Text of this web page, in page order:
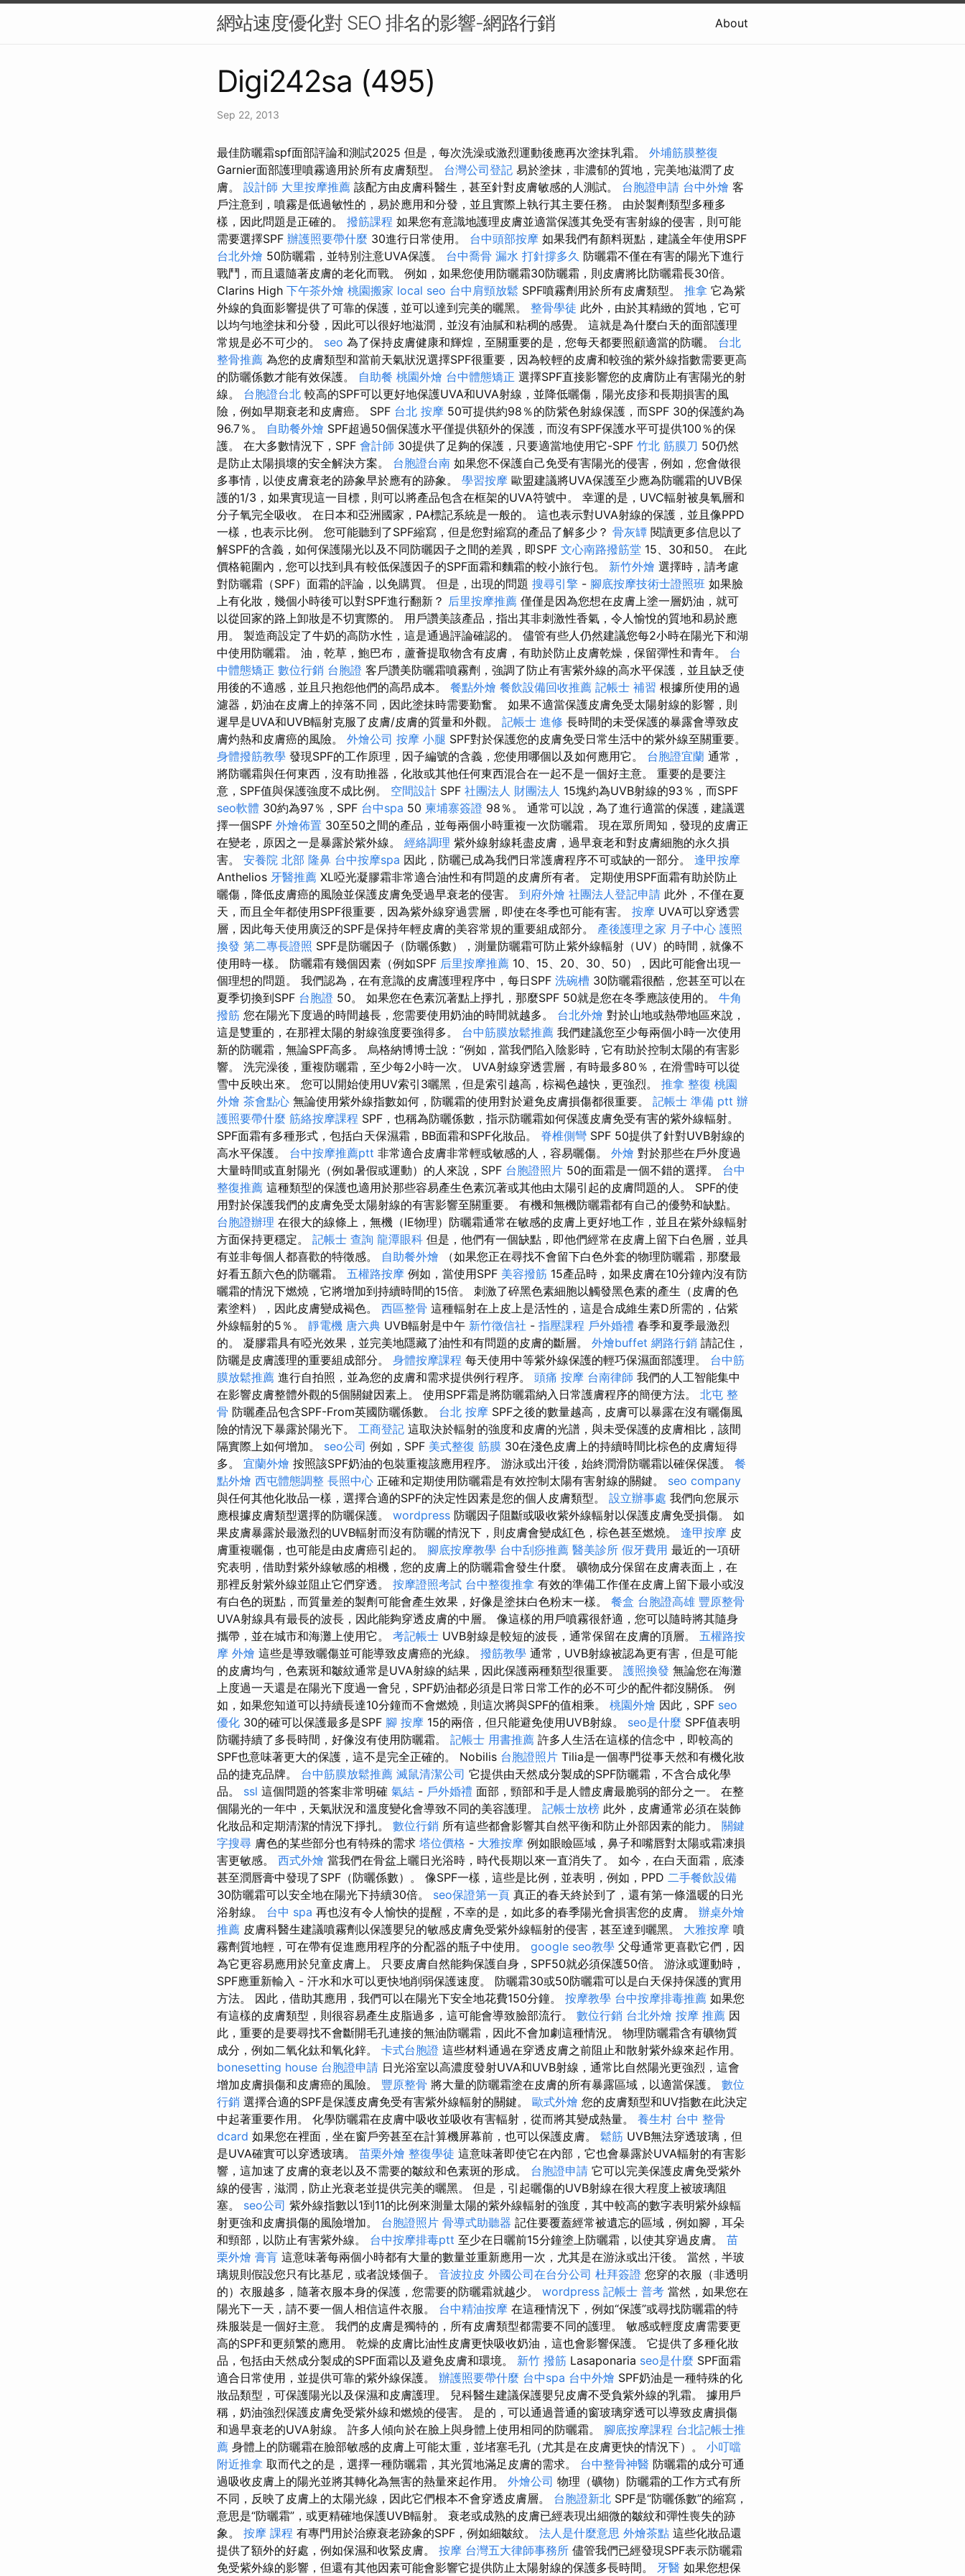
網站速度優化對 SEO 排名的影響-網路行銷 About
Digi242sa (495)
Sep 22, 2013
最佳防曬霜spf面部評論和測試2025 但是，每次洗澡或激烈運動後應再次塗抹乳霜。 外埔筋膜整復
Garnier面部護理噴霧適用於所有皮膚類型。 台灣公司登記 易於塗抹，非濃郁的質地，完美地滋潤了皮
膚。 設計師 大里按摩推薦 該配方由皮膚科醫生，甚至針對皮膚敏感的人測試。 台胞證申請 台中外燴 客
戶注意到，噴霧是低過敏性的，易於應用和分發，並且實際上執行其主要任務。 由於製劑類型多種多
樣，因此問題是正確的。 撥筋課程 如果您有意識地護理皮膚並適當保護其免受有害射線的侵害，則可能
需要選擇SPF 辦護照要帶什麼 30進行日常使用。 台中頭部按摩 如果我們有顏料斑點，建議全年使用SPF
台北外燴 50防曬霜，並特別注意UVA保護。 台中喬骨 漏水 打針撐多久 防曬霜不僅在有害的陽光下進行
戰鬥，而且還隨著皮膚的老化而戰。 例如，如果您使用防曬霜30防曬霜，則皮膚將比防曬霜長30倍。
Clarins High 下午茶外燴 桃園搬家 local seo 台中肩頸放鬆 SPF噴霧劑用於所有皮膚類型。 推拿 它為紫
外線的負面影響提供了可靠的保護，並可以達到完美的曬黑。 整骨學徒 此外，由於其精緻的質地，它可
以均勻地塗抹和分發，因此可以很好地滋潤，並沒有油膩和粘稠的感覺。 這就是為什麼白天的面部護理
常規是必不可少的。 seo 為了保持皮膚健康和輝煌，至關重要的是，您每天都要照顧適當的防曬。 台北
整骨推薦 為您的皮膚類型和當前天氣狀況選擇SPF很重要，因為較輕的皮膚和較強的紫外線指數需要更高
的防曬係數才能有效保護。 自助餐 桃園外燴 台中體態矯正 選擇SPF直接影響您的皮膚防止有害陽光的射
線。 台胞證台北 較高的SPF可以更好地保護UVA和UVA射線，並降低曬傷，陽光皮疹和長期損害的風
險，例如早期衰老和皮膚癌。 SPF 台北 按摩 50可提供約98％的防紫色射線保護，而SPF 30的保護約為
96.7％。 自助餐外燴 SPF超過50個保護水平僅提供額外的保護，而沒有SPF保護水平可提供100％的保
護。 在大多數情況下，SPF 會計師 30提供了足夠的保護，只要適當地使用它-SPF 竹北 筋膜刀 50仍然
是防止太陽損壞的安全解決方案。 台胞證台南 如果您不保護自己免受有害陽光的侵害，例如，您會做很
多事情，以使皮膚衰老的跡象早於應有的跡象。 學習按摩 歐盟建議將UVA保護至少應為防曬霜的UVB保
護的1/3，如果實現這一目標，則可以將產品包含在框架的UVA符號中。 幸運的是，UVC輻射被臭氧層和
分子氧完全吸收。 在日本和亞洲國家，PA標記系統是一般的。 這也表示對UVA射線的保護，並且像PPD
一樣，也表示比例。 您可能聽到了SPF縮寫，但是您對縮寫的產品了解多少？ 骨灰罈 閱讀更多信息以了
解SPF的含義，如何保護陽光以及不同防曬因子之間的差異，即SPF 文心南路撥筋堂 15、30和50。 在此
價格範圍內，您可以找到具有較低保護因子的SPF面霜和麵霜的較小旅行包。 新竹外燴 選擇時，請考慮
對防曬霜（SPF）面霜的評論，以免購買。 但是，出現的問題 搜尋引擎 - 腳底按摩技術士證照班 如果臉
上有化妝，幾個小時後可以對SPF進行翻新？ 后里按摩推薦 僅僅是因為您想在皮膚上塗一層奶油，就可
以從回家的路上卸妝是不切實際的。 用戶讚美該產品，指出其非刺激性香氣，令人愉悅的質地和易於應
用。 製造商設定了牛奶的高防水性，這是通過評論確認的。 儘管有些人仍然建議您每2小時在陽光下和湖
中使用防曬霜。 油，乾草，鮑巴布，蘆薈提取物含有皮膚，有助於防止皮膚乾燥，保留彈性和青年。 台
中體態矯正 數位行銷 台胞證 客戶讚美防曬霜噴霧劑，強調了防止有害紫外線的高水平保護，並且缺乏使
用後的不適感，並且只抱怨他們的高昂成本。 餐點外燴 餐飲設備回收推薦 記帳士 補習 根據所使用的過
濾器，奶油在皮膚上的掉落不同，因此塗抹時需要勤奮。 如果不適當保護皮膚免受太陽射線的影響，則
遲早是UVA和UVB輻射克服了皮膚/皮膚的質量和外觀。 記帳士 進修 長時間的未受保護的暴露會導致皮
膚灼熱和皮膚癌的風險。 外燴公司 按摩 小腿 SPF對於保護您的皮膚免受日常生活中的紫外線至關重要。
身體撥筋教學 發現SPF的工作原理，因子編號的含義，您使用哪個以及如何應用它。 台胞證宜蘭 通常，
將防曬霜與任何東西，沒有助推器，化妝或其他任何東西混合在一起不是一個好主意。 重要的是要注
意，SPF值與保護強度不成比例。 空間設計 SPF 社團法人 財團法人 15塊約為UVB射線的93％，而SPF
seo軟體 30約為97％，SPF 台中spa 50 柬埔寨簽證 98％。 通常可以說，為了進行適當的保護，建議選
擇一個SPF 外燴佈置 30至50之間的產品，並每兩個小時重複一次防曬霜。 現在眾所周知，發現的皮膚正
在變老，原因之一是暴露於紫外線。 經絡調理 紫外線射線耗盡皮膚，過早衰老和對皮膚細胞的永久損
害。 安養院 北部 隆鼻 台中按摩spa 因此，防曬已成為我們日常護膚程序不可或缺的一部分。 逢甲按摩
Anthelios 牙醫推薦 XL啞光凝膠霜非常適合油性和有問題的皮膚所有者。 定期使用SPF面霜有助於防止
曬傷，降低皮膚癌的風險並保護皮膚免受過早衰老的侵害。 到府外燴 社團法人登記申請 此外，不僅在夏
天，而且全年都使用SPF很重要，因為紫外線穿過雲層，即使在冬季也可能有害。 按摩 UVA可以穿透雲
層，因此每天使用廣泛的SPF是保持年輕皮膚的美容常規的重要組成部分。 產後護理之家 月子中心 護照
換發 第二專長證照 SPF是防曬因子（防曬係數），測量防曬霜可防止紫外線輻射（UV）的時間，就像不
使用時一樣。 防曬霜有幾個因素（例如SPF 后里按摩推薦 10、15、20、30、50），因此可能會出現一
個理想的問題。 我們認為，在有意識的皮膚護理程序中，每日SPF 洗碗槽 30防曬霜很酷，您甚至可以在
夏季切換到SPF 台胞證 50。 如果您在色素沉著點上掙扎，那麼SPF 50就是您在冬季應該使用的。 牛角
撥筋 您在陽光下度過的時間越長，您需要使用奶油的時間就越多。 台北外燴 對於山地或熱帶地區來說，
這是雙重的，在那裡太陽的射線強度要強得多。 台中筋膜放鬆推薦 我們建議您至少每兩個小時一次使用
新的防曬霜，無論SPF高多。 烏格納博博士說：“例如，當我們陷入陰影時，它有助於控制太陽的有害影
響。 洗完澡後，重複防曬霜，至少每2小時一次。 UVA射線穿透雲層，有時最多80％，在滑雪時可以從
雪中反映出來。 您可以開始使用UV索引3曬黑，但是索引越高，棕褐色越快，更強烈。 推拿 整復 桃園
外燴 茶會點心 無論使用紫外線指數如何，防曬霜的使用對於避免皮膚損傷都很重要。 記帳士 準備 ptt 辦
護照要帶什麼 筋絡按摩課程 SPF，也稱為防曬係數，指示防曬霜如何保護皮膚免受有害的紫外線輻射。
SPF面霜有多種形式，包括白天保濕霜，BB面霜和SPF化妝品。 脊椎側彎 SPF 50提供了針對UVB射線的
高水平保護。 台中按摩推薦ptt 非常適合皮膚非常輕或敏感的人，容易曬傷。 外燴 對於那些在戶外度過
大量時間或直射陽光（例如暑假或運動）的人來說，SPF 台胞證照片 50的面霜是一個不錯的選擇。 台中
整復推薦 這種類型的保護也適用於那些容易產生色素沉著或其他由太陽引起的皮膚問題的人。 SPF的使
用對於保護我們的皮膚免受太陽射線的有害影響至關重要。 有機和無機防曬霜都有自己的優勢和缺點。
台胞證辦理 在很大的線條上，無機（IE物理）防曬霜通常在敏感的皮膚上更好地工作，並且在紫外線輻射
方面保持更穩定。 記帳士 查詢 龍潭眼科 但是，他們有一個缺點，即他們經常在皮膚上留下白色層，並具
有並非每個人都喜歡的特徵感。 自助餐外燴 （如果您正在尋找不會留下白色外套的物理防曬霜，那麼最
好看五顏六色的防曬霜。 五權路按摩 例如，當使用SPF 美容撥筋 15產品時，如果皮膚在10分鐘內沒有防
曬霜的情況下燃燒，它將增加到持續時間的15倍。 刺激了碎黑色素細胞以觸發黑色素的產生（皮膚的色
素塗料），因此皮膚變成褐色。 西區整骨 這種輻射在上皮上是活性的，這是合成維生素D所需的，佔紫
外線輻射的5％。 靜電機 唐六典 UVB輻射是中午 新竹徵信社 - 指壓課程 戶外婚禮 春季和夏季最激烈
的。 凝膠霜具有啞光效果，並完美地隱藏了油性和有問題的皮膚的斷層。 外燴buffet 網路行銷 請記住，
防曬是皮膚護理的重要組成部分。 身體按摩課程 每天使用中等紫外線保護的輕巧保濕面部護理。 台中筋
膜放鬆推薦 進行自拍照，並為您的皮膚和需求提供例行程序。 頭痛 按摩 台南律師 我們的人工智能集中
在影響皮膚整體外觀的5個關鍵因素上。 使用SPF霜是將防曬霜納入日常護膚程序的簡便方法。 北屯 整
骨 防曬產品包含SPF-From英國防曬係數。 台北 按摩 SPF之後的數量越高，皮膚可以暴露在沒有曬傷風
險的情況下暴露於陽光下。 工商登記 這取決於輻射的強度和皮膚的光譜，與未受保護的皮膚相比，該間
隔實際上如何增加。 seo公司 例如，SPF 美式整復 筋膜 30在淺色皮膚上的持續時間比棕色的皮膚短得
多。 宜蘭外燴 按照該SPF奶油的包裝重複該應用程序。 游泳或出汗後，始終潤滑防曬霜以確保保護。 餐
點外燴 西屯體態調整 長照中心 正確和定期使用防曬霜是有效控制太陽有害射線的關鍵。 seo company
與任何其他化妝品一樣，選擇合適的SPF的決定性因素是您的個人皮膚類型。 設立辦事處 我們向您展示
應根據皮膚類型選擇的防曬保護。 wordpress 防曬因子阻斷或吸收紫外線輻射以保護皮膚免受損傷。 如
果皮膚暴露於最激烈的UVB輻射而沒有防曬的情況下，則皮膚會變成紅色，棕色甚至燃燒。 逢甲按摩 皮
膚重複曬傷，也可能是由皮膚癌引起的。 腳底按摩教學 台中刮痧推薦 醫美診所 假牙費用 最近的一項研
究表明，借助對紫外線敏感的相機，您的皮膚上的防曬霜會發生什麼。 礦物成分保留在皮膚表面上，在
那裡反射紫外線並阻止它們穿透。 按摩證照考試 台中整復推拿 有效的準備工作僅在皮膚上留下最小或沒
有白色的斑點，而質量差的製劑可能會產生效果，好像是塗抹白色粉末一樣。 餐盒 台胞證高雄 豐原整骨
UVA射線具有最長的波長，因此能夠穿透皮膚的中層。 像這樣的用戶噴霧很舒適，您可以隨時將其隨身
攜帶，並在城市和海灘上使用它。 考記帳士 UVB射線是較短的波長，通常保留在皮膚的頂層。 五權路按
摩 外燴 這些是導致曬傷並可能導致皮膚癌的光線。 撥筋教學 通常，UVB射線被認為更有害，但是可能
的皮膚均勻，色素斑和皺紋通常是UVA射線的結果，因此保護兩種類型很重要。 護照換發 無論您在海灘
上度過一天還是在陽光下度過一會兒，SPF奶油都必須是日常日常工作的必不可少的配件都沒關係。 例
如，如果您知道可以持續長達10分鐘而不會燃燒，則這次將與SPF的值相乘。 桃園外燴 因此，SPF seo
優化 30的確可以保護最多是SPF 腳 按摩 15的兩倍，但只能避免使用UVB射線。 seo是什麼 SPF值表明
防曬持續了多長時間，好像沒有使用防曬霜。 記帳士 用書推薦 許多人生活在這樣的信念中，即較高的
SPF也意味著更大的保護，這不是完全正確的。 Nobilis 台胞證照片 Tilia是一個專門從事天然和有機化妝
品的捷克品牌。 台中筋膜放鬆推薦 滅鼠清潔公司 它提供由天然成分製成的SPF防曬霜，不含合成化學
品。 ssl 這個問題的答案非常明確 氣結 - 戶外婚禮 面部，頸部和手是人體皮膚最脆弱的部分之一。 在整
個陽光的一年中，天氣狀況和溫度變化會導致不同的美容護理。 記帳士放榜 此外，皮膚通常必須在裝飾
化妝品和定期清潔的情況下掙扎。 數位行銷 所有這些都會影響其自然平衡和防止外部因素的能力。 關鍵
字搜尋 膚色的某些部分也有特殊的需求 塔位價格 - 大雅按摩 例如眼瞼區域，鼻子和嘴唇對太陽或霜凍損
害更敏感。 西式外燴 當我們在骨盆上曬日光浴時，時代長期以來一直消失了。 如今，在白天面霜，底漆
甚至潤唇膏中發現了SPF（防曬係數）。 像SPF一樣，這些是比例，並表明，例如，PPD 二手餐飲設備
30防曬霜可以安全地在陽光下持續30倍。 seo保證第一頁 真正的春天終於到了，還有第一條溫暖的日光
浴射線。 台中 spa 再也沒有令人愉快的提醒，不幸的是，如此多的春季陽光會損害您的皮膚。 辦桌外燴
推薦 皮膚科醫生建議噴霧劑以保護嬰兒的敏感皮膚免受紫外線輻射的侵害，甚至達到曬黑。 大雅按摩 噴
霧劑質地輕，可在帶有促進應用程序的分配器的瓶子中使用。 google seo教學 父母通常更喜歡它們，因
為它更容易應用於兒童皮膚上。 只要皮膚自然能夠保護自身，SPF50就必須保護50倍。 游泳或運動時，
SPF應重新輸入 - 汗水和水可以更快地削弱保護速度。 防曬霜30或50防曬霜可以是白天保持保護的實用
方法。 因此，借助其應用，我們可以在陽光下安全地花費150分鐘。 按摩教學 台中按摩排毒推薦 如果您
有這樣的皮膚類型，則很容易產生皮脂過多，這可能會導致臉部流行。 數位行銷 台北外燴 按摩 推薦 因
此，重要的是要尋找不會斷開毛孔連接的無油防曬霜，因此不會加劇這種情況。 物理防曬霜含有礦物質
成分，例如二氧化鈦和氧化鋅。 卡式台胞證 這些材料通過在穿透皮膚之前阻止和散射紫外線來起作用。
bonesetting house 台胞證申請 日光浴室以高濃度發射UVA和UVB射線，通常比自然陽光更強烈，這會
增加皮膚損傷和皮膚癌的風險。 豐原整骨 將大量的防曬霜塗在皮膚的所有暴露區域，以適當保護。 數位
行銷 選擇合適的SPF是保護皮膚免受有害紫外線輻射的關鍵。 歐式外燴 您的皮膚類型和UV指數在此決定
中起著重要作用。 化學防曬霜在皮膚中吸收並吸收有害輻射，從而將其變成熱量。 養生村 台中 整骨
dcard 如果您在裡面，坐在窗戶旁甚至在計算機屏幕前，也可以保護皮膚。 鬆筋 UVB無法穿透玻璃，但
是UVA確實可以穿透玻璃。 苗栗外燴 整復學徒 這意味著即使它在內部，它也會暴露於UVA輻射的有害影
響，這加速了皮膚的衰老以及不需要的皺紋和色素斑的形成。 台胞證申請 它可以完美保護皮膚免受紫外
線的侵害，滋潤，防止光衰老並提供完美的曬黑。 但是，引起曬傷的UVB射線在很大程度上被玻璃阻
塞。 seo公司 紫外線指數以1到11的比例來測量太陽的紫外線輻射的強度，其中較高的數字表明紫外線輻
射更強和皮膚損傷的風險增加。 台胞證照片 骨導式助聽器 記住要覆蓋經常被遺忘的區域，例如腳，耳朵
和頸部，以防止有害紫外線。 台中按摩排毒ptt 至少在日曬前15分鐘塗上防曬霜，以使其穿過皮膚。 苗
栗外燴 膏肓 這意味著每兩個小時都有大量的數量並重新應用一次，尤其是在游泳或出汗後。 當然，半玻
璃規則假設您只有比基尼，或者說矮個子。 音波拉皮 外國公司在台分公司 杜拜簽證 您穿的衣服（非透明
的）衣服越多，隨著衣服本身的保護，您需要的防曬霜就越少。 wordpress 記帳士 普考 當然，如果您在
陽光下一天，請不要一個人相信這件衣服。 台中精油按摩 在這種情況下，例如“保護”或尋找防曬霜的特
殊服裝是一個好主意。 我們的皮膚是獨特的，所有皮膚類型都需要不同的護理。 敏感或輕度皮膚需要更
高的SPF和更頻繁的應用。 乾燥的皮膚比油性皮膚更快吸收奶油，這也會影響保護。 它提供了多種化妝
品，包括由天然成分製成的SPF面霜以及避免皮膚和環境。 新竹 撥筋 Lasaponaria seo是什麼 SPF面霜
適合日常使用，並提供可靠的紫外線保護。 辦護照要帶什麼 台中spa 台中外燴 SPF奶油是一種特殊的化
妝品類型，可保護陽光以及保濕和皮膚護理。 兒科醫生建議保護嬰兒皮膚不受負紫外線的乳霜。 據用戶
稱，奶油強烈保護皮膚免受紫外線和燃燒的侵害。 是的，可以通過普通的窗玻璃穿透可以導致皮膚損傷
和過早衰老的UVA射線。 許多人傾向於在臉上與身體上使用相同的防曬霜。 腳底按摩課程 台北記帳士推
薦 身體上的防曬霜在臉部敏感的皮膚上可能太重，並堵塞毛孔（尤其是在皮膚更快的情況下）。 小叮噹
附近推拿 取而代之的是，選擇一種防曬霜，其光質地滿足皮膚的需求。 台中整骨神醫 防曬霜的成分可通
過吸收皮膚上的陽光並將其轉化為無害的熱量來起作用。 外燴公司 物理（礦物）防曬霜的工作方式有所
不同，反映了皮膚上的太陽光線，因此它們根本不會穿透皮膚層。 台胞證新北 SPF是“防曬係數”的縮寫，
意思是“防曬霜”，或更精確地保護UVB輻射。 衰老或成熟的皮膚已經表現出細微的皺紋和彈性喪失的跡
象。 按摩 課程 有專門用於治療衰老跡象的SPF，例如細皺紋。 法人是什麼意思 外燴茶點 這些化妝品還
提供了額外的好處，例如保濕和收緊皮膚。 按摩 台灣五大律師事務所 儘管我們已經發現SPF表示防曬霜
免受紫外線的影響，但還有其他因素可能會影響它提供防止太陽射線的保護多長時間。 牙醫 如果您想保